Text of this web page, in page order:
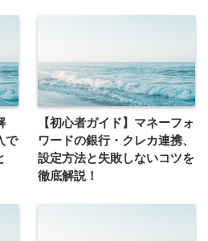
で
【初心者ガイド】マネーフォ
ワードの銀行・クレカ連携、
設定方法と失敗しないコツを
徹底解説！